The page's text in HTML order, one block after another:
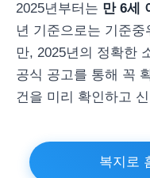
2025년부터는 만 6세
년 기준으로는 기준중
만, 2025년의 정확한
공식 공고를 통해 꼭
건을 미리 확인하고
복지로